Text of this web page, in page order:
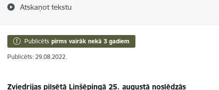
Atskaņot tekstu
Publicēts pirms vairāk nekā 3 gadiem
Publicēts: 29.08.2022.
Zviedrijas pilsētā Linšēpingā 25. augustā noslēdzās